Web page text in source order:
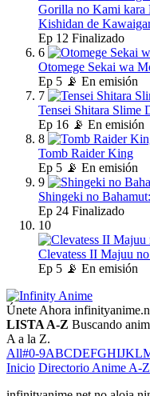
Gorilla no Kami kara
Kishidan de
Ep 12 Finalizado
6
Otomege Sekai wa
Ep 5 📡 En emisión
7
Tensei Shitara Slime
Ep 16 📡 En emisión
8
Tomb Raider King
Ep 5 📡 En emisión
9
Shingeki no
Ep 24 Finalizado
10
Clevatess II Majuu
Ep 5 📡 En emisión
Únete Ahora
LISTA A-Z Buscando
A a la Z.
All#0-9ABCDEFGHIJKL
Inicio Directorio Anime A-Z